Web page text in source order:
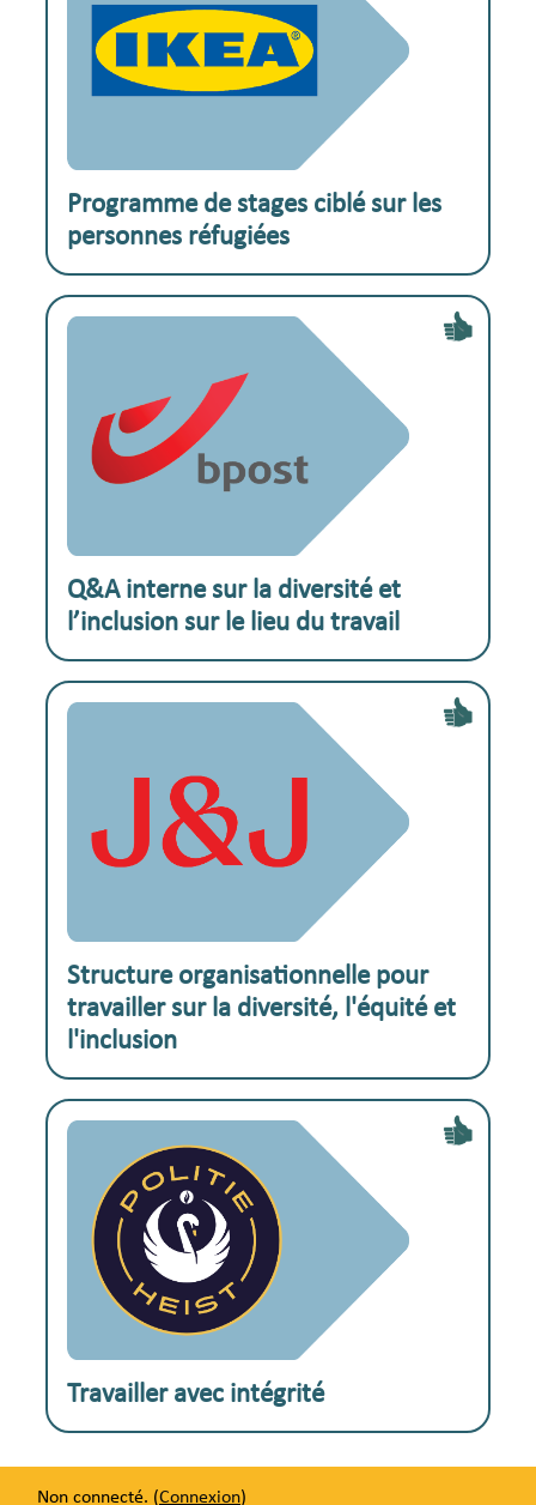
Exemple pratique :
Programme de stages ciblé sur les
personnes réfugiées
Exemple pratique :
Q&A interne sur la diversité et
l’inclusion sur le lieu du travail
Exemple pratique :
Structure organisationnelle pour
travailler sur la diversité, l'équité et
l'inclusion
Exemple pratique :
Travailler avec intégrité
Non connecté. (Connexion)